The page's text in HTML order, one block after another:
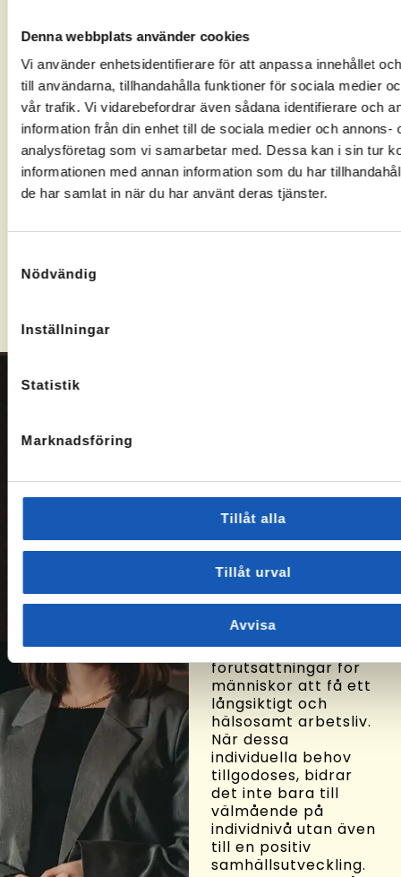
Denna webbplats använder cookies
Vi använder enhetsidentifierare för att anpassa innehållet
till användarna, tillhandahålla funktioner för sociala medier
vår trafik. Vi vidarebefordrar även sådana identifierare och
information från din enhet till de sociala medier och annons-
analysföretag som vi samarbetar med. Dessa kan i sin tur
informationen med annan information som du har
de har samlat in när du har använt deras tjänster.
Nödvändig
Inställningar
Statistik
Marknadsföring
Tillåt alla
Tillåt urval
Avvisa
Arbetsförmedlingen
och se om
du har rätt
till Rusta
och
Matcha.
besked,
välj
Arbetslivsresurs
som
leverantör.
kommer vi
att
kontakta
dig och
boka ett
möte.
att hitta vägar till ny
sysselsättning. Vi
består bl.a. av
socionomer,
sociologer,
arbetsterapeuter,
hälsovetare och
eftersträvar att
skapa goda
förutsättningar för
människor att få ett
långsiktigt och
hälsosamt arbetsliv.
När dessa
individuella behov
tillgodoses, bidrar
det inte bara till
välmående på
individnivå utan även
till en positiv
samhällsutveckling.